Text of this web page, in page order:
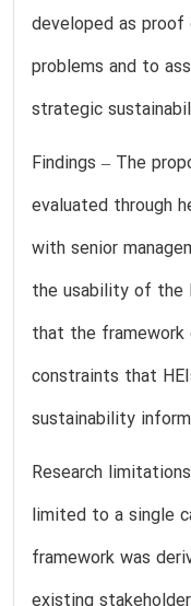
developed as
problems and to
strategic
Findings – The
evaluated through
with senior
the usability of the
that the framework
constraints that
sustainability
Research
limited to a single
framework was